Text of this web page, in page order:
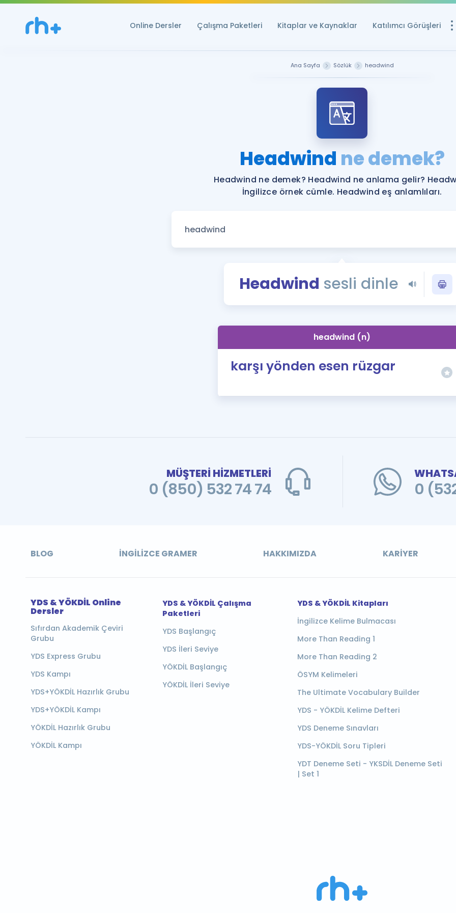
Online Dersler Çalışma Paketleri Kitaplar ve Kaynaklar Katılımcı Görüşleri
YDS ve YÖKDİL
YDS ve YÖKDİL'e
Tüm ÖSYM
YDS - YÖKDİL
İngilizce
Ana Sayfa Sözlük headwind
Headwind ne demek?
Headwind ne demek? Headwind ne anlama gelir?
İngilizce örnek cümle. Headwind eş anlamlıları.
Headwind sesli dinle
headwind (n)
karşı yönden esen rüzgar
MÜŞTERİ HİZMETLERİ
0 (850) 532 74 74 0
BLOG İNGILIZCE GRAMER HAKKIMIZDA KARIYER
YDS & YÖKDİL Online
Dersler
Sıfırdan Akademik Çeviri
Grubu
YDS Express Grubu
YDS Kampı
YDS+YÖKDİL Hazırlık Grubu
YDS+YÖKDİL Kampı
YÖKDİL Hazırlık Grubu
YÖKDİL Kampı
YDS & YÖKDİL Çalışma
Paketleri
YDS Başlangıç
YDS İleri Seviye
YÖKDİL Başlangıç
YÖKDİL İleri Seviye
YDS & YÖKDİL Kitapları
İngilizce Kelime Bulmacası
More Than Reading 1
More Than Reading 2
ÖSYM Kelimeleri
The Ultimate Vocabulary Builder
YDS - YÖKDİL Kelime Defteri
YDS Deneme Sınavları
YDS-YÖKDİL Soru Tipleri
YDT Deneme Seti - YKSDİL Deneme Seti
| Set 1